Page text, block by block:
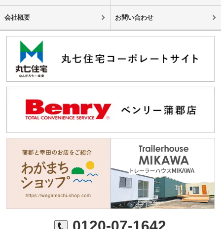
会社概要 お問い合わせ
0120-07-1642